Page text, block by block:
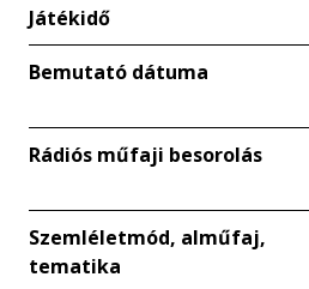
Játékidő
Bemutató dátuma
Rádiós műfaji besorolás
Szemléletmód, alműfaj,
tematika